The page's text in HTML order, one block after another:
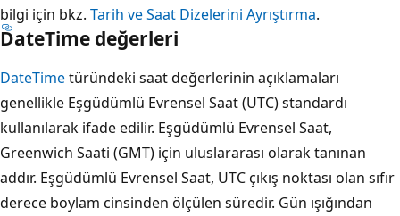
bilgi için bkz. Tarih ve Saat Dizelerini Ayrıştırma.
DateTime değerleri
DateTimetüründeki saat değerlerinin açıklamaları
genellikle Eşgüdümlü Evrensel Saat (UTC) standardı
kullanılarak ifade edilir. Eşgüdümlü Evrensel Saat,
Greenwich Saati (GMT) için uluslararası olarak tanınan
addır. Eşgüdümlü Evrensel Saat, UTC çıkış noktası olan sıfır
derece boylam cinsinden ölçülen süredir. Gün ışığından